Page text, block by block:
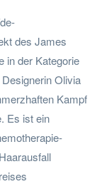
des James
in der Kategorie
Olivia
Kampf
Es ist ein